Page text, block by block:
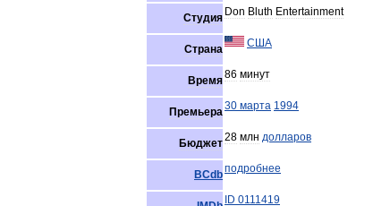
Студия Don Bluth Entertainment
Страна США
Время86 минут
Премьера30 марта 1994
Бюджет28 млн долларов
BCdbподробнее
ID 0111419